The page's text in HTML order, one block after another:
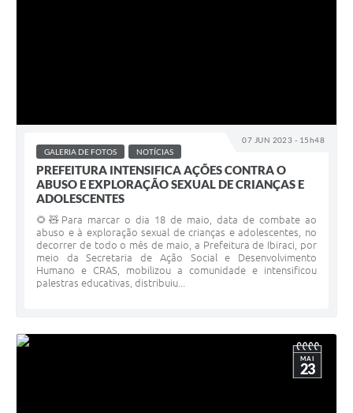
07 JUN 2023 - 15h48
GALERIA DE FOTOS NOTÍCIAS
PREFEITURA INTENSIFICA AÇÕES CONTRA O
ABUSO E EXPLORAÇÃO SEXUAL DE CRIANÇAS E
ADOLESCENTES
🌻🧸Para marcar o dia 18 de maio, data de combate ao
abuso e à exploração sexual de crianças e adolescentes, no
decorrer de todo o mês de maio, a Prefeitura de Ibiraci, por
meio da Secretaria de Ação Social e Desenvolvimento
Humano e CRAS, mobilizou a comunidade e intensificou
palestras educativas, distribuiu...
MAI
23